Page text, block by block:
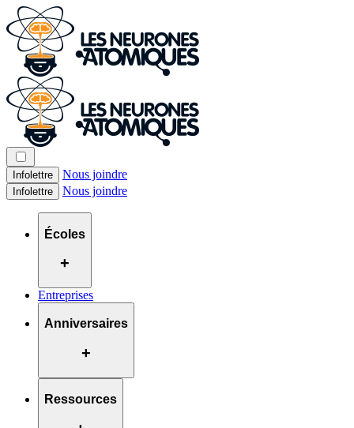
Infolettre Nous joindre
Infolettre Nous joindre
Écoles
+
Entreprises
Anniversaires
+
Ressources